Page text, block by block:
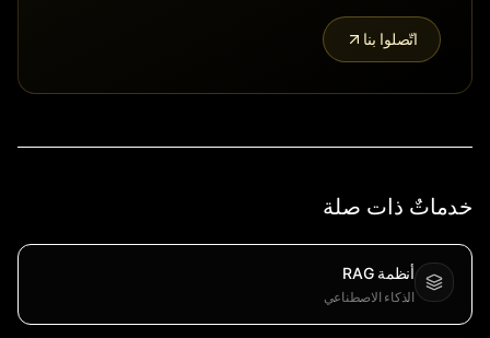
اتّصلوا بنا
خدماتٌ ذات صلة
أنظمة RAG
الذكاء الاصطناعي